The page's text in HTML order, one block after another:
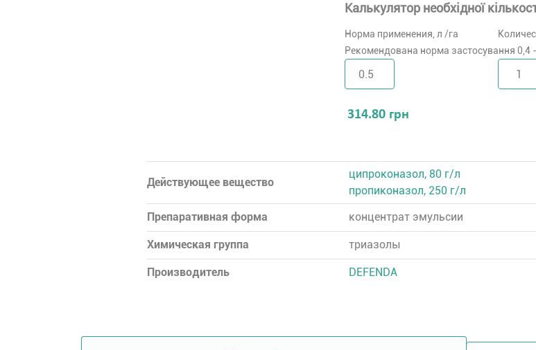
Калькулятор необхідної
Норма применения, л /га
Рекомендована норма застосування 0,4
314.80 грн
Действующее вещество
ципроконазол, 80 г/л
пропиконазол, 250 г/л
Препаративная форма
концентрат эмульсии
Химическая группа триазолы
Производитель DEFENDA